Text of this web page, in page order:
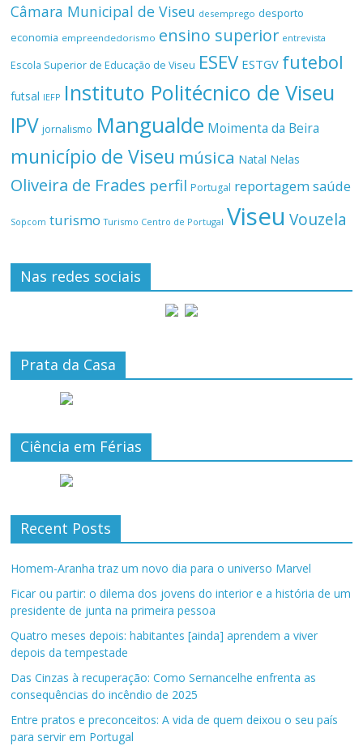
Câmara Municipal de Viseu desemprego desporto
economia empreendedorismo ensino superior entrevista
Escola Superior de Educação de Viseu ESEV ESTGV futebol
futsal IEFP Instituto Politécnico de Viseu
IPV jornalismo Mangualde Moimenta da Beira
município de Viseu música Natal Nelas
Oliveira de Frades perfil Portugal reportagemsaúde
Sopcom turismo Turismo Centro de Portugal Viseu Vouzela
Nas redes sociais
Prata da Casa
Ciência em Férias
Recent Posts
Homem-Aranha traz um novo dia para o universo Marvel
Ficar ou partir: o dilema dos jovens do interior e a história de um
presidente de junta na primeira pessoa
Quatro meses depois: habitantes [ainda] aprendem a viver
depois da tempestade
Das Cinzas à recuperação: Como Sernancelhe enfrenta as
consequências do incêndio de 2025
Entre pratos e preconceitos: A vida de quem deixou o seu país
para servir em Portugal